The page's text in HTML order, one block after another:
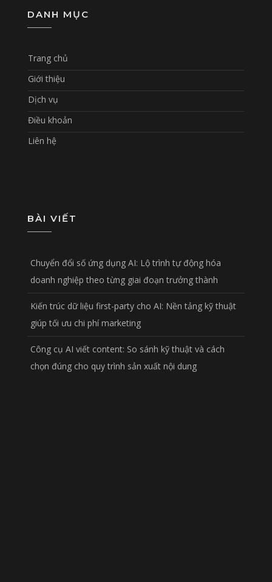
DANH MỤC
Trang chủ
Giới thiệu
Dịch vụ
Điều khoản
Liên hệ
BÀI VIẾT
Chuyển đổi số ứng dụng AI: Lộ trình tự động hóa
doanh nghiệp theo từng giai đoạn trưởng thành
Kiến trúc dữ liệu first-party cho AI: Nền tảng kỹ thuật
giúp tối ưu chi phí marketing
Công cụ AI viết content: So sánh kỹ thuật và cách
chọn đúng cho quy trình sản xuất nội dung